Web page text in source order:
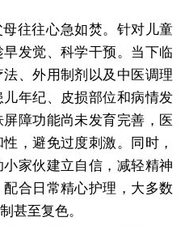
往往心急如焚。针对儿童
发觉、科学干预。当下临
、外用制剂以及中医调理
年纪、皮损部位和病情发
障功能尚未发育完善，医
，避免过度刺激。同时，
家伙建立自信，减轻精神
合日常精心护理，大多数
甚至复色。